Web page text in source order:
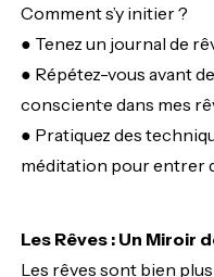
Comment s’y initier ?
● Tenez un journal de
● Répétez-vous avant
conscient·e dans mes
● Pratiquez des
méditation pour entrer
Les Rêves : Un Miroir
Les rêves sont bien